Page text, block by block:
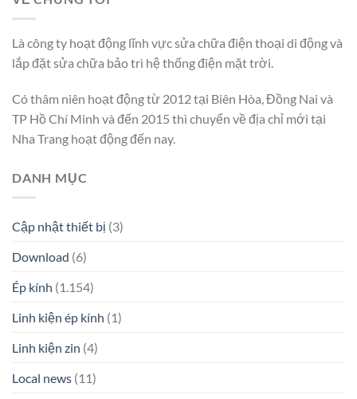
Là công ty hoạt động lĩnh vực sửa chữa điện thoại di động và
lắp đặt sửa chữa bảo trì hệ thống điện mặt trời.
Có thâm niên hoạt động từ 2012 tại Biên Hòa, Đồng Nai và
TP Hồ Chí Minh và đến 2015 thì chuyển về địa chỉ mới tại
Nha Trang hoạt động đến nay.
DANH MỤC
Cập nhật thiết bị (3)
Download (6)
Ép kính (1.154)
Linh kiện ép kính (1)
Linh kiện zin (4)
Local news (11)